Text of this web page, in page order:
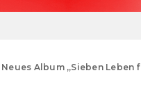
Neues Album „Sieben Leben für